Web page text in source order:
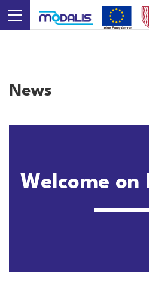
News
Welcome